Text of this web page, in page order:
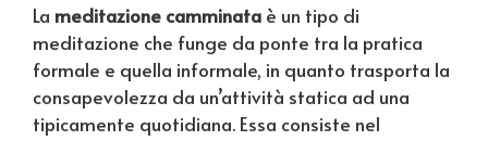
La meditazione camminata è un tipo di
meditazione che funge da ponte tra la pratica
formale e quella informale, in quanto trasporta la
consapevolezza da un’attività statica ad una
tipicamente quotidiana. Essa consiste nel